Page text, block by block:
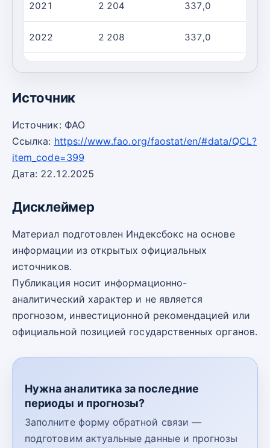
2021 2 204 337,0
2022 2 208 337,0
Источник
Источник: ФАО
Ссылка: https://www.fao.org/faostat/en/#data/QCL?
item_code=399
Дата: 22.12.2025
Дисклеймер
Материал подготовлен Индексбокс на основе
информации из открытых официальных
источников.
Публикация носит информационно-
аналитический характер и не является
прогнозом, инвестиционной рекомендацией или
официальной позицией государственных органов.
Нужна аналитика за последние
периоды и прогнозы?
Заполните форму обратной связи —
подготовим актуальные данные и прогнозы